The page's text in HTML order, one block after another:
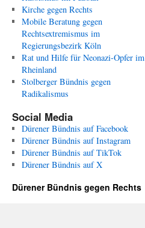
Kirche gegen Rechts
Mobile Beratung gegen
Rechtsextremismus im
Regierungsbezirk Köln
Rat und Hilfe für Neonazi-Opfer im
Rheinland
Stolberger Bündnis gegen
Radikalismus
Social Media
Dürener Bündnis auf Facebook
Dürener Bündnis auf Instagram
Dürener Bündnis auf TikTok
Dürener Bündnis auf X
Dürener Bündnis gegen Rechts